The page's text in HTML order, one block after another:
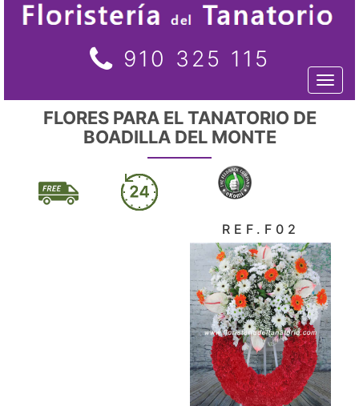
910 325 115
FLORES PARA EL TANATORIO DE
BOADILLA DEL MONTE
REF.F02